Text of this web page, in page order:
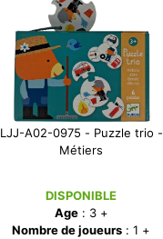
LJJ-A02-0975 - Puzzle trio -
Métiers
DISPONIBLE
Age: 3 +
Nombre de joueurs : 1 +